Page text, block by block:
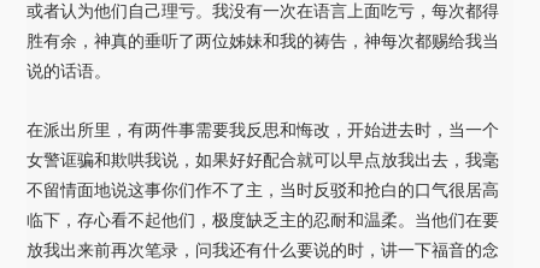
或者认为他们自己理亏。我没有一次在语言上面吃亏，每次都得
胜有余，神真的垂听了两位姊妹和我的祷告，神每次都赐给我当
说的话语。
在派出所里，有两件事需要我反思和悔改，开始进去时，当一个
女警诓骗和欺哄我说，如果好好配合就可以早点放我出去，我毫
不留情面地说这事你们作不了主，当时反驳和抢白的口气很居高
临下，存心看不起他们，极度缺乏主的忍耐和温柔。当他们在要
放我出来前再次笔录，问我还有什么要说的时，讲一下福音的念